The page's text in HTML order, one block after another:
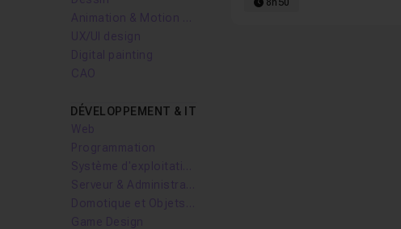
UX/UI design
Digital painting
CAO
DÉVELOPPEMENT & IT
Web
Programmation
Game Design
8h50